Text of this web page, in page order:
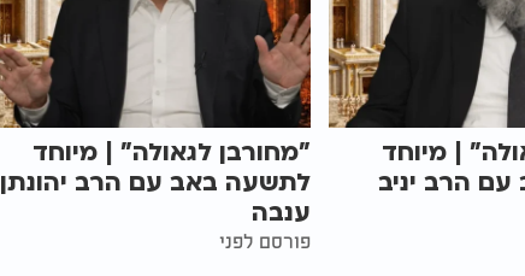
| מיוחד
הרב יניב
"מחורבן לגאולה" | מיוחד
לתשעה באב עם הרב יהונתן
ענבה
פורסם לפני